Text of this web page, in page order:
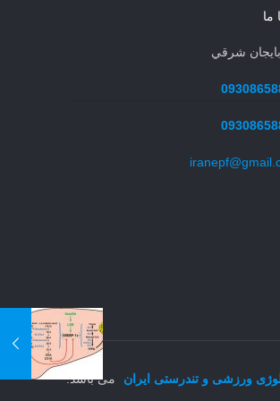
ما
شرقي
ورزشی و تندرستی ایران می باشد.